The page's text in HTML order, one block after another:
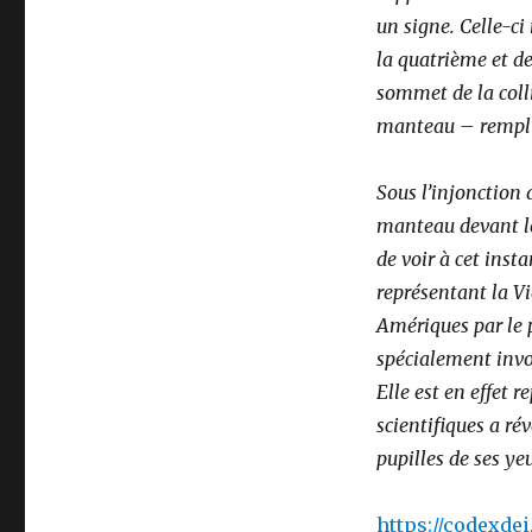
un signe. Celle-ci
la quatrième et
sommet de la
manteau –
Sous l’injonction
manteau devant
de voir à cet
représentant la
Amériques par le
spécialement
Elle est en effet
scientifiques a
pupilles de ses
https://